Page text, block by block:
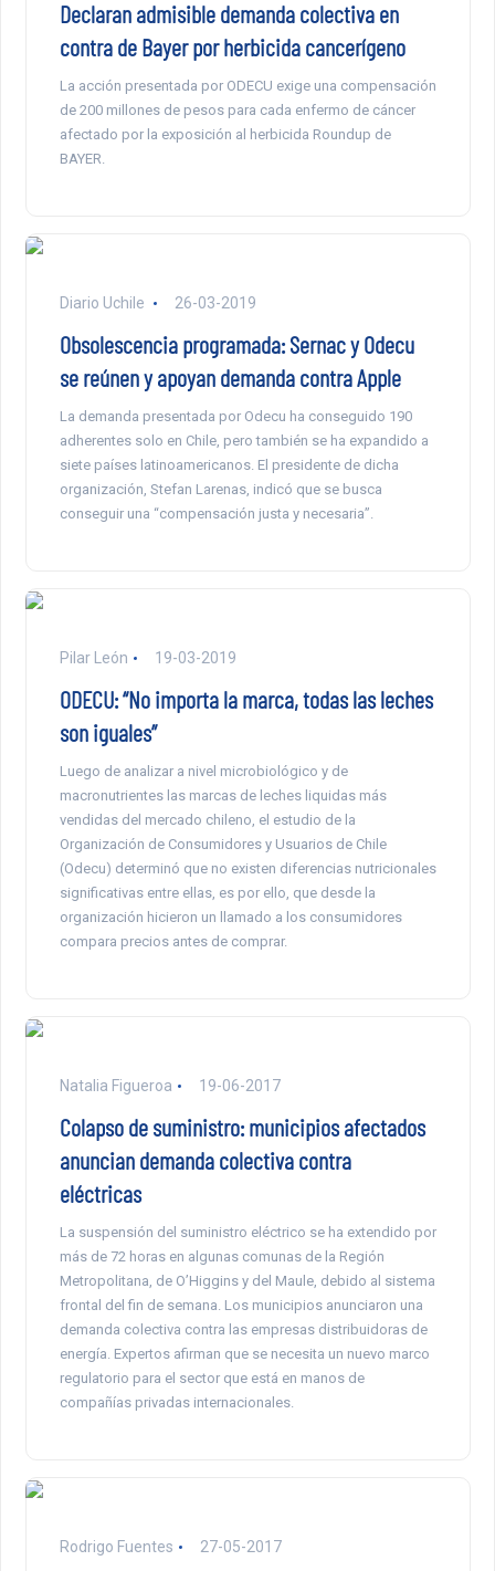
Declaran admisible demanda colectiva en
contra de Bayer por herbicida cancerígeno
La acción presentada por ODECU exige una compensación
de 200 millones de pesos para cada enfermo de cáncer
afectado por la exposición al herbicida Roundup de
BAYER.
Diario Uchile 26-03-2019
Obsolescencia programada: Sernac y Odecu
se reúnen y apoyan demanda contra Apple
La demanda presentada por Odecu ha conseguido 190
adherentes solo en Chile, pero también se ha expandido a
siete países latinoamericanos. El presidente de dicha
organización, Stefan Larenas, indicó que se busca
conseguir una “compensación justa y necesaria”.
Pilar León 19-03-2019
ODECU: “No importa la marca, todas las leches
son iguales”
Luego de analizar a nivel microbiológico y de
macronutrientes las marcas de leches liquidas más
vendidas del mercado chileno, el estudio de la
Organización de Consumidores y Usuarios de Chile
(Odecu) determinó que no existen diferencias nutricionales
significativas entre ellas, es por ello, que desde la
organización hicieron un llamado a los consumidores
compara precios antes de comprar.
Natalia Figueroa 19-06-2017
Colapso de suministro: municipios afectados
anuncian demanda colectiva contra
eléctricas
La suspensión del suministro eléctrico se ha extendido por
más de 72 horas en algunas comunas de la Región
Metropolitana, de O’Higgins y del Maule, debido al sistema
frontal del fin de semana. Los municipios anunciaron una
demanda colectiva contra las empresas distribuidoras de
energía. Expertos afirman que se necesita un nuevo marco
regulatorio para el sector que está en manos de
compañías privadas internacionales.
Rodrigo Fuentes 27-05-2017